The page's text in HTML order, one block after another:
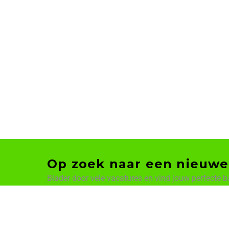
Op zoek naar een
Blader door vele vacatures en vind jouw perfecte